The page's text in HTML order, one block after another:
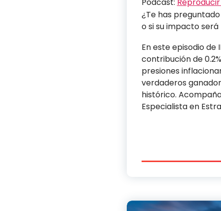
audio
Podcast:
¿Te has
o si su impacto
En este episodio de
contribución de
presiones
verdaderos
histórico.
Especialista en